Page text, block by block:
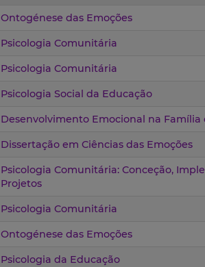
Ontogénese das Emoções
Psicologia Comunitária
Psicologia Comunitária
Psicologia Social da Educação
Desenvolvimento Emocional na Família
Dissertação em Ciências das Emoções
Psicologia Comunitária: Conceção,
Projetos
Psicologia Comunitária
Ontogénese das Emoções
Psicologia da Educação